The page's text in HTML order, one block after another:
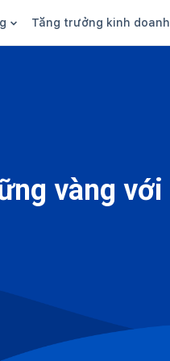
Tăng trưởng kinh doanh
vàng với